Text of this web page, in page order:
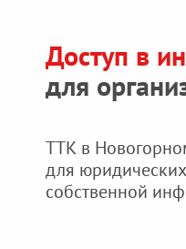
ТТК
для
Доступ в
для
ТТК в
для
собственной